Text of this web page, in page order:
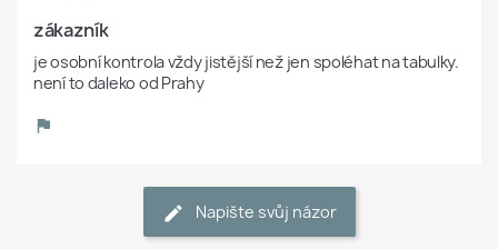
zákazník
je osobní kontrola vždy jistější než jen spoléhat na tabulky.
není to daleko od Prahy
Napište svůj názor